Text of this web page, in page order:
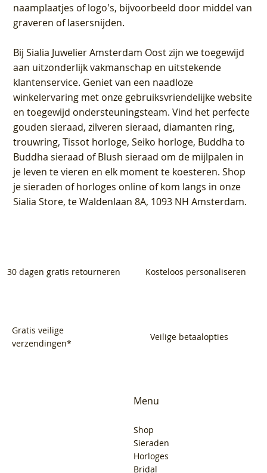
naamplaatjes of logo's, bijvoorbeeld door middel van
graveren of lasersnijden.
BijSialia Juwelier Amsterdam Oostzijn we toegewijd
aan uitzonderlijk vakmanschap en uitstekende
klantenservice. Geniet van een naadloze
winkelervaring met onze gebruiksvriendelijke website
en toegewijd ondersteuningsteam. Vind het perfecte
gouden sieraad, zilveren sieraad, diamanten ring,
trouwring, Tissot horloge, Seiko horloge, Buddha to
Buddha sieraad of Blush sieraad om de mijlpalen in
je leven te vieren en elk moment te koesteren. Shop
je sieraden of horloges online of kom langs in onze
Sialia Store, te Waldenlaan 8A, 1093 NH Amsterdam.
30 dagen gratis retourneren Kosteloos personaliseren
Gratis veilige
verzendingen*
Veilige betaalopties
Menu
Shop
Sieraden
Horloges
Bridal